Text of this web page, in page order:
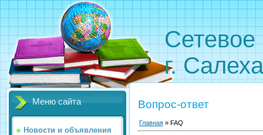
Сетевое
г.
Меню сайта
Новости и объявления
Вопрос-ответ
Главная » FAQ